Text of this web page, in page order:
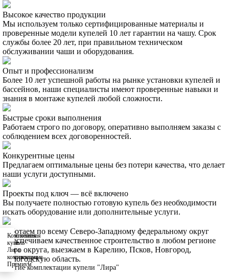
Высокое качество продукции
Мы используем только сертифицированные материалы и
проверенные модели купелей 10 лет гарантии на чашу. Срок
службы более 20 лет, при правильном техническом
обслуживании чаши и оборудования.
Опыт и профессионализм
Более 10 лет успешной работы на рынке установки купелей и
бассейнов, наши специалисты имеют проверенные навыки и
знания в монтаже купелей любой сложности.
Быстрые сроки выполнения
Работаем строго по договору, оперативно выполняем заказы с
соблюдением всех договоренностей.
Конкурентные цены
Предлагаем оптимальные цены без потери качества, что делает
наши услуги доступными.
Проекты под ключ — всё включено
Вы получаете полностью готовую купель без необходимости
искать оборудование или дополнительные услуги.
Работаем по всему Северо-Западному федеральному округ
Обеспечиваем качественное строительство в любом регионе
этого округа, выезжаем в Карелию, Псков, Новгород,
Вологодскую область.
Другие комплектации купели "Лира"
Композитная
купель
Лира
комплектация
Элит
Композитная
купель
Лира
комплектация
Премиум